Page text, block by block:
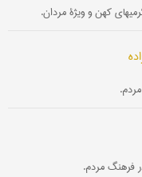
کهن و ویژۀ مردان.
فرهنگ مردم.